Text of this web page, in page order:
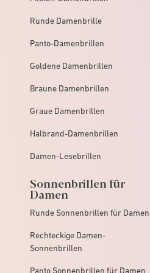
Runde Damenbrille
Panto-Damenbrillen
Goldene Damenbrillen
Braune Damenbrillen
Graue Damenbrillen
Halbrand-Damenbrillen
Damen-Lesebrillen
Sonnenbrillen für
Damen
Runde Sonnenbrillen für Damen
Rechteckige Damen-
Sonnenbrillen
Panto Sonnenbrillen für Damen